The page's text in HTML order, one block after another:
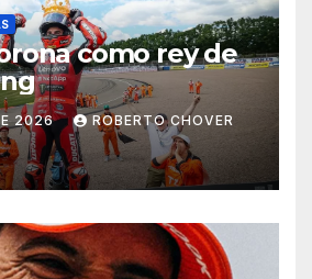
como rey de
2026 ROBERTO CHOVER